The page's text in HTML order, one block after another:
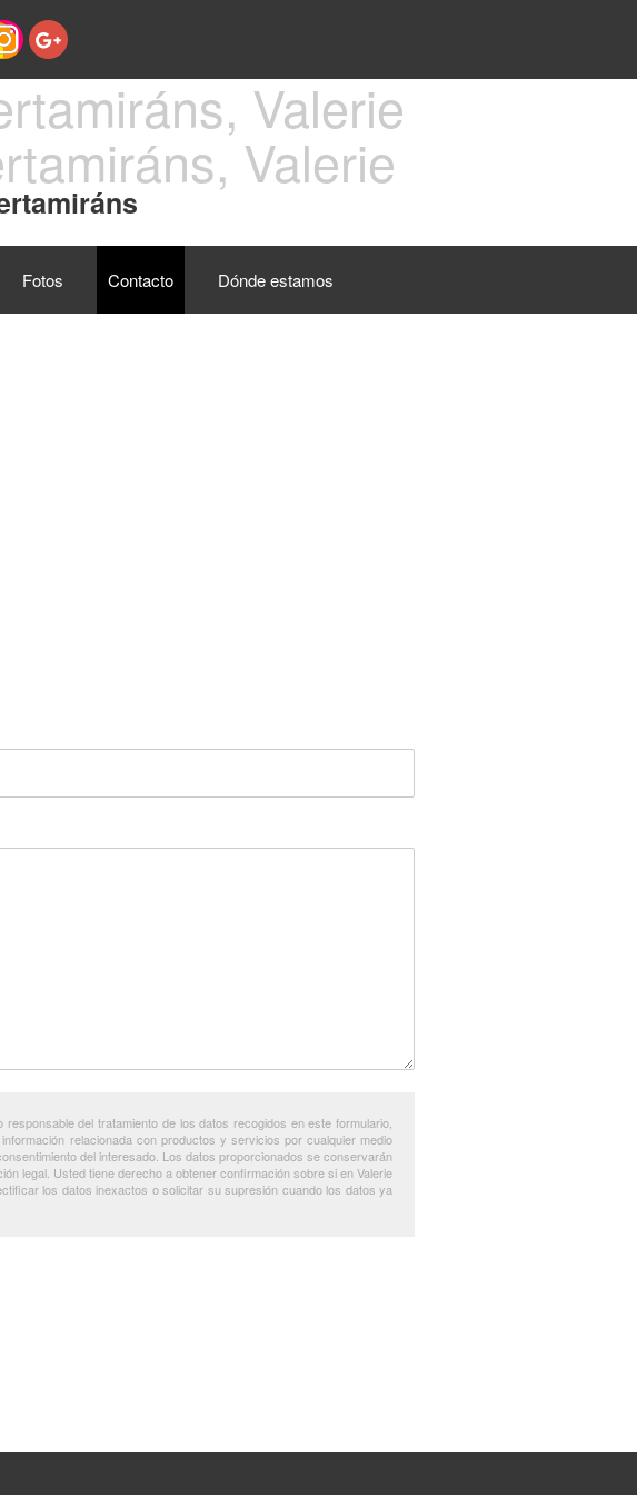
Valerie
Fotos Contacto Dónde estamos
del tratamiento de los datos recogidos en este formulario,
relacionada con productos y servicios por cualquier medio
del interesado. Los datos proporcionados se conservarán
legal. Usted tiene derecho a obtener confirmación sobre si en Valerie
los datos inexactos o solicitar su supresión cuando los datos ya